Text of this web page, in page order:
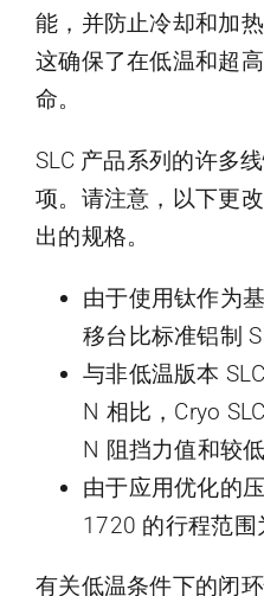
能，并防止冷却和加
这确保了在低温和超
命。
SLC 产品系列的许多
项。请注意，以下更
出的规格。
由于使用钛作为
移台比标准铝制
与非低温版本
N 相比，Cryo
N 阻挡力值和较
由于应用优化的
1720 的行程范围
有关低温条件下的闭